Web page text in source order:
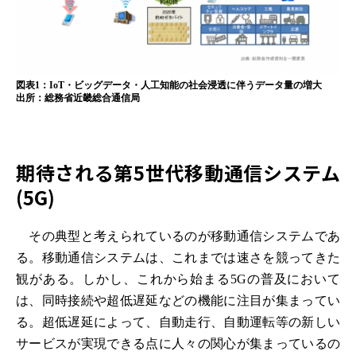
図表1：IoT・ビッグデータ・人工知能の社会浸透に伴うデータ量の増大
出所：総務省近畿総合通信局
期待される第5世代移動通信システム
(5G)
その典型と考えられているのが移動通信システムであ
る。移動通信システムは、これまでは速さを競ってきた
観がある。しかし、これから始まる5Gの普及において
は、同時接続や超低遅延などの機能に注目が集まってい
る。超低遅延によって、自動走行、自動運転等の新しい
サービスが実現できる点に人々の関心が集まっているの